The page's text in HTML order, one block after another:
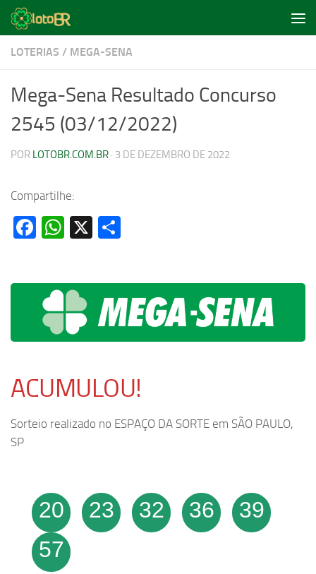
Skip to content
LOTERIAS / MEGA-SENA
Mega-Sena Resultado Concurso
2545 (03/12/2022)
POR LOTOBR.COM.BR · 3 DE DEZEMBRO DE 2022
Compartilhe:
Facebook
WhatsApp
X
ACUMULOU!
Sorteio realizado no ESPAÇO DA SORTE em SÃO PAULO,
SP
20 23 32 36
39
57